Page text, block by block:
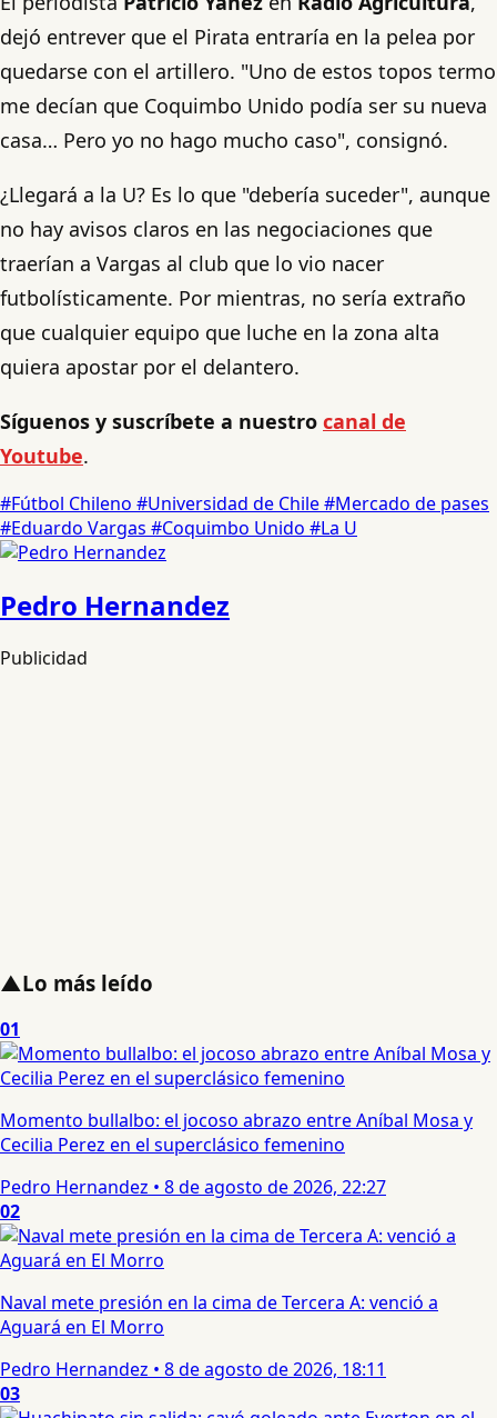
dejó entrever que el Pirata entraría en la pelea por
quedarse con el artillero. "Uno de estos topos termo
me decían que Coquimbo Unido podía ser su nueva
casa… Pero yo no hago mucho caso", consignó.
¿Llegará a la U? Es lo que "debería suceder", aunque
no hay avisos claros en las negociaciones que
traerían a Vargas al club que lo vio nacer
futbolísticamente. Por mientras, no sería extraño
que cualquier equipo que luche en la zona alta
quiera apostar por el delantero.
Síguenos y suscríbete a nuestro canal de
Youtube.
#Fútbol Chileno #Universidad de Chile#Mercado de pases
#Eduardo Vargas #Coquimbo Unido #La U
Pedro Hernandez
Publicidad
▲Lo más leído
01
Momento bullalbo: el jocoso abrazo entre Aníbal Mosa y
Cecilia Perez en el superclásico femenino
Pedro Hernandez • 8 de agosto de 2026, 22:27
02
Naval mete presión en la cima de Tercera A: venció a
Aguará en El Morro
Pedro Hernandez • 8 de agosto de 2026, 18:11
03